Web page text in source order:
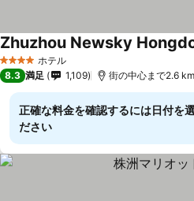
4 ホテルのランク
ホテル
Zhuzhou Newsky
8.3 満足 1,109 街の中心まで2.6 km
正確な料金を確認するには日付を
ださい